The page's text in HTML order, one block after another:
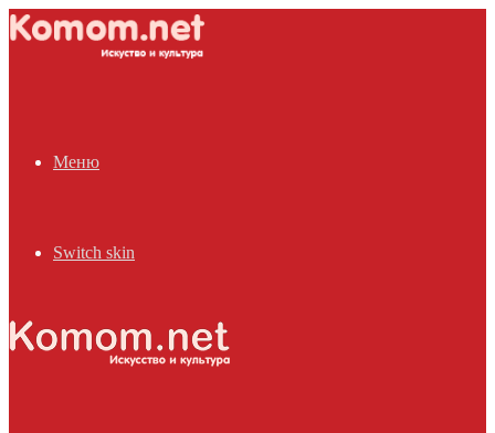
Меню
Switch skin